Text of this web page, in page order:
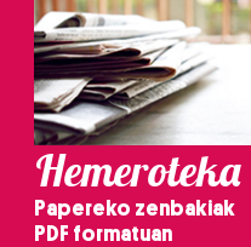
Hemeroteka
Papereko zenbakiak
PDF formatuan